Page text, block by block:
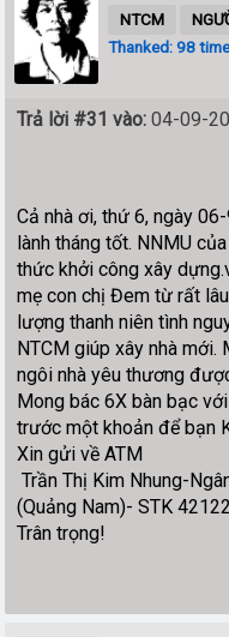
NTCM
Thanked: 98
Trả lời #31 vào: 04-09-
Cả nhà ơi, thứ 6, ngày
lành tháng tốt. NNMU
thức khởi công xây
mẹ con chị Đem từ rất
lượng thanh niên tình
NTCM giúp xây nhà mới.
ngôi nhà yêu thương
Mong bác 6X bàn bạc
trước một khoản để bạn
Xin gửi về ATM
Trần Thị Kim Nhung-
(Quảng Nam)- STK
Trân trọng!